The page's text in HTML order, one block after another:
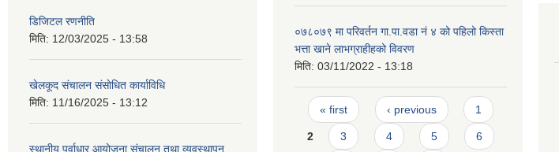
डिजिटल रणनीति
मिति: 12/03/2025 - 13:58
खेलकूद संचालन संसाेधित कार्याविधि
मिति: 11/16/2025 - 13:12
स्थानीय पूर्वाधार आयोजना संचालन तथा व्यवस्थापन
०७८०७९ मा परिवर्तन गा.पा.वडा नं ४ को पहिलो किस्ता
भत्ता खाने लाभग्राहीहको विवरण
मिति: 03/11/2022 - 13:18
Pages
« first ‹ previous 1
2 3 4 5 6